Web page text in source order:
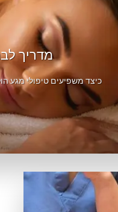
מדריך
כיצד משפיעים טיפולי מגע